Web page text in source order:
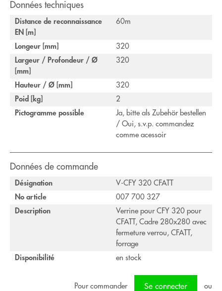
Données techniques
Distance de reconnaissance
EN [m]
60m
Longeur [mm]
320
Largeur / Profondeur / Ø
[mm]
320
Hauteur / Ø [mm]
320
Poid [kg]
2
Pictogramme possible
Ja, bitte als Zubehör bestellen
/ Oui, s.v.p. commandez
comme acessoir
Données de commande
Désignation
V-CFY 320 CFATT
No article
007 700 327
Description
Verrine pour CFY 320 pour
CFATT, Cadre 280x280 avec
fermeture verrou, CFATT,
forrage
Disponibilité
en stock
Pour commander Se connecter ou